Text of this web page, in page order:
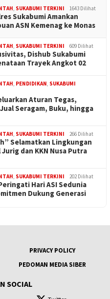
, SUKABUMI TERKINI 1643 Dilihat
Sukabumi Amankan
ASN Kemenag ke Monas
, SUKABUMI TERKINI 609 Dilihat
Dishub Sukabumi
Trayek Angkot 02
, PENDIDIKAN, SUKABUMI
Aturan Tegas,
Seragam, Buku, hingga
, SUKABUMI TERKINI 266 Dilihat
Selamatkan Lingkungan
dan KKN Nusa Putra
, SUKABUMI TERKINI 202 Dilihat
Hari ASI Sedunia
Dukung Generasi
PRIVACY POLICY
PEDOMAN MEDIA SIBER
SOCIAL